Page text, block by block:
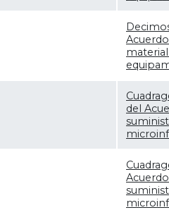
del